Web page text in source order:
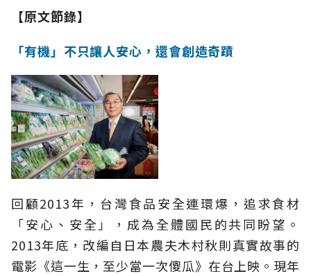
【原文節錄】
「有機」不只讓人安心，還會創造奇蹟
回顧2013年，台灣食品安全連環爆，追求食材
「安心、安全」，成為全體國民的共同盼望。
2013年底，改編自日本農夫木村秋則真實故事的
電影《這一生，至少當一次傻瓜》在台上映。現年